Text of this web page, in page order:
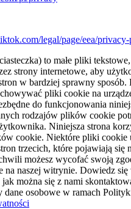
legal/page/eea/
to małe pliki
strony internetowe, aby
w bardziej sprawny sposób.
pliki cookie na
do funkcjonowania
rodzajów plików cookie
Niniejsza strona
cookie. Niektóre pliki cookie
trzecich, które pojawiają się
możesz wycofać swoją
na naszej witrynie. Dowiedz się
jak można się z nami
dane osobowe w ramach